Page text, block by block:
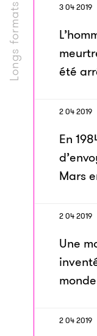
Longs formats 3 04 2019
été
2 04 2019
En
Mars
2 04 2019
Une
2 04 2019